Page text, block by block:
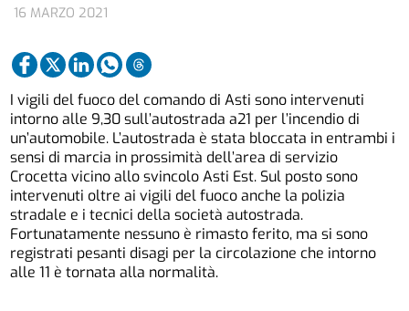
16 MARZO 2021
I vigili del fuoco del comando di Asti sono intervenuti
intorno alle 9,30 sull’autostrada a21 per l’incendio di
un’automobile. L’autostrada è stata bloccata in entrambi i
sensi di marcia in prossimità dell’area di servizio
Crocetta vicino allo svincolo Asti Est. Sul posto sono
intervenuti oltre ai vigili del fuoco anche la polizia
stradale e i tecnici della società autostrada.
Fortunatamente nessuno è rimasto ferito, ma si sono
registrati pesanti disagi per la circolazione che intorno
alle 11 è tornata alla normalità.